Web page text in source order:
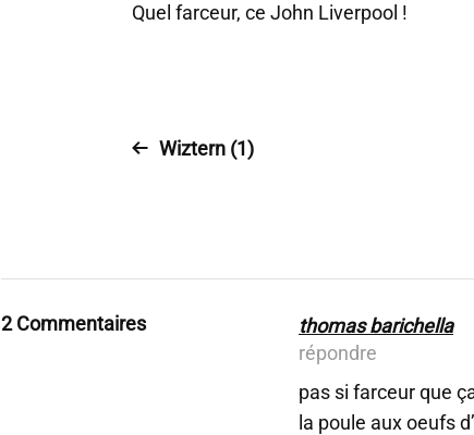
Quel farceur, ce John Liverpool !
Wiztern (1)
2 Commentaires thomas barichella
répondre
pas si farceur que
la poule aux oeufs